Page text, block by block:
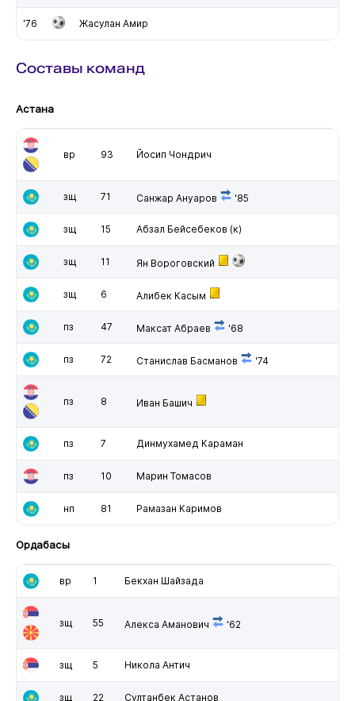
'76 Жасулан Амир
Составы команд
Астана
вр 93 Йосип Чондрич
зщ 71 Санжар Ануаров '85
зщ 15 Абзал Бейсебеков (к)
зщ 11 Ян Вороговский
зщ 6 Алибек Касым
пз 47 Максат Абраев '68
пз 72 Станислав Басманов '74
пз 8 Иван Башич
пз 7 Динмухамед Караман
пз 10 Марин Томасов
нп 81 Рамазан Каримов
Ордабасы
вр 1 Бекхан Шайзада
зщ 55 Алекса Аманович '62
зщ 5 Никола Антич
зщ 22 Султанбек Астанов